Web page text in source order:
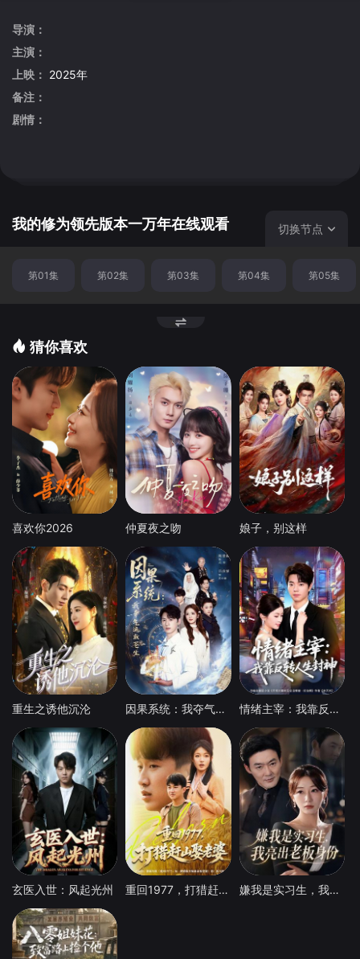
导演：
主演：
上映： 2025年
备注：
剧情：
我的修为领先版本一万年在线观看 切换节点
第01集 第02集 第03集 第04集 第05集
猜你喜欢
喜欢你2026 仲夏夜之吻 娘子，别这样
重生之诱他沉沦 因果系统：我夺气运救苍生 情绪主宰：我靠反转人生封神
玄医入世：风起光州 重回1977，打猎赶山娶老婆 嫌我是实习生，我亮出老板身份